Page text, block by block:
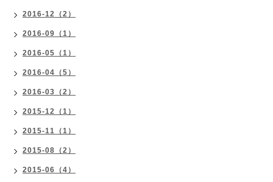
2016-12（2）
2016-09（1）
2016-05（1）
2016-04（5）
2016-03（2）
2015-12（1）
2015-11（1）
2015-08（2）
2015-06（4）